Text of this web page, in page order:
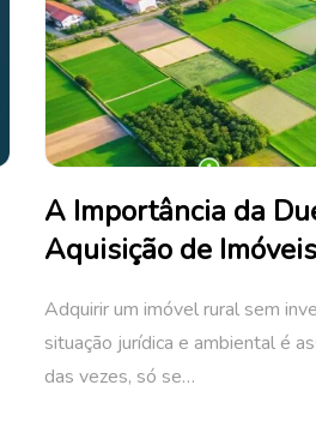
A Importância da
Aquisição de
Adquirir um imóvel rural sem
situação jurídica e ambiental é
das vezes, só se…